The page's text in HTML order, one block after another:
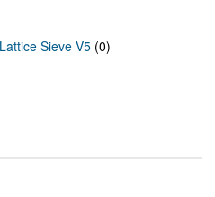
Sieve V5 (0)